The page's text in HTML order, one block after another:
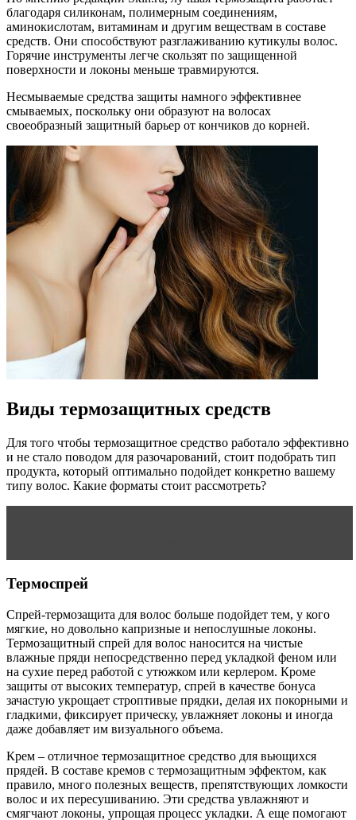
благодаря силиконам, полимерным соединениям,
аминокислотам, витаминам и другим веществам в составе
средств. Они способствуют разглаживанию кутикулы волос.
Горячие инструменты легче скользят по защищенной
поверхности и локоны меньше травмируются.
Несмываемые средства защиты намного эффективнее
смываемых, поскольку они образуют на волосах
своеобразный защитный барьер от кончиков до корней.
Виды термозащитных средств
Для того чтобы термозащитное средство работало эффективно
и не стало поводом для разочарований, стоит подобрать тип
продукта, который оптимально подойдет конкретно вашему
типу волос. Какие форматы стоит рассмотреть?
Термоспрей
Спрей-термозащита для волос больше подойдет тем, у кого
мягкие, но довольно капризные и непослушные локоны.
Термозащитный спрей для волос наносится на чистые
влажные пряди непосредственно перед укладкой феном или
на сухие перед работой с утюжком или керлером. Кроме
защиты от высоких температур, спрей в качестве бонуса
зачастую укрощает строптивые прядки, делая их покорными и
гладкими, фиксирует прическу, увлажняет локоны и иногда
даже добавляет им визуального объема.
Крем – отличное термозащитное средство для вьющихся
прядей. В составе кремов с термозащитным эффектом, как
правило, много полезных веществ, препятствующих ломкости
волос и их пересушиванию. Эти средства увлажняют и
смягчают локоны, упрощая процесс укладки. А еще помогают